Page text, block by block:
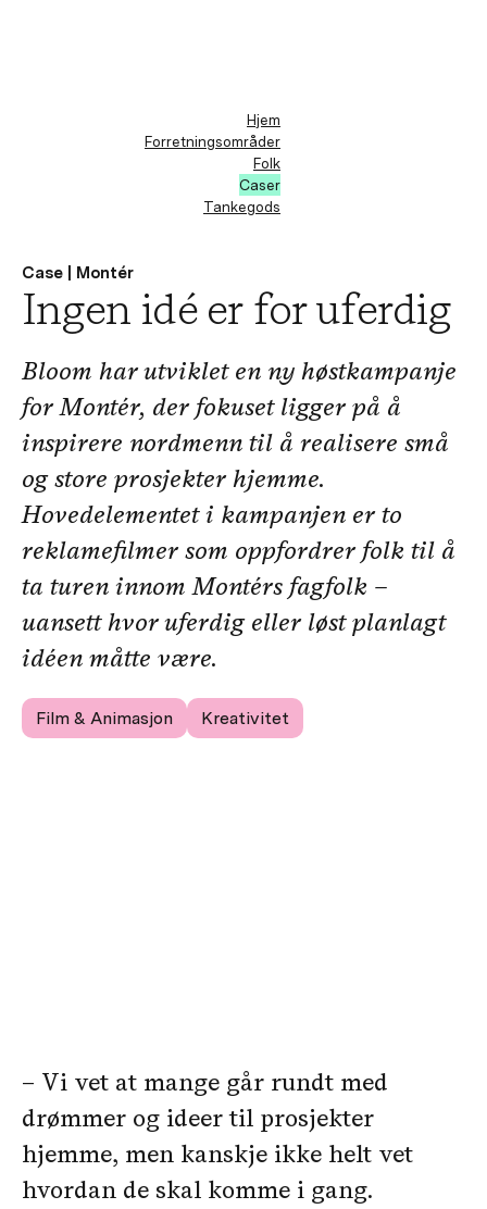
Hjem
Forretningsområder
Folk
Caser
Tankegods
Case | Montér
Ingen idé er for uferdig
Bloom har utviklet en ny høstkampanje
for Montér, der fokuset ligger på å
inspirere nordmenn til å realisere små
og store prosjekter hjemme.
Hovedelementet i kampanjen er to
reklamefilmer som oppfordrer folk til å
ta turen innom Montérs fagfolk –
uansett hvor uferdig eller løst planlagt
idéen måtte være.
Film & Animasjon Kreativitet
– Vi vet at mange går rundt med
drømmer og ideer til prosjekter
hjemme, men kanskje ikke helt vet
hvordan de skal komme i gang.